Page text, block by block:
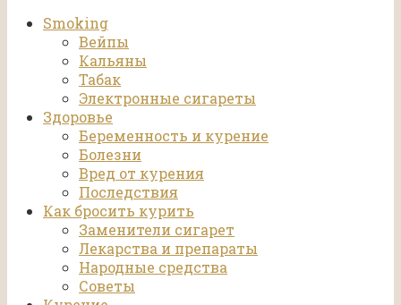
Smoking
Вейпы
Кальяны
Табак
Электронные сигареты
Здоровье
Беременность и курение
Болезни
Вред от курения
Последствия
Как бросить курить
Заменители сигарет
Лекарства и препараты
Народные средства
Советы